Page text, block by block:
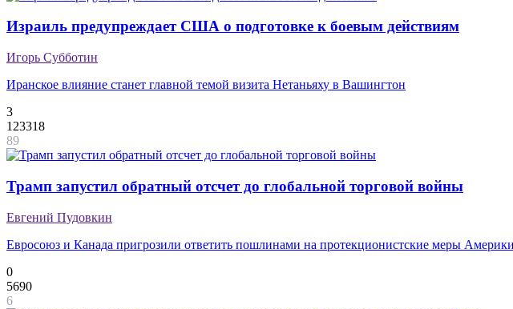
Израиль предупреждает США о подготовке к боевым действиям
Игорь Субботин
Иранское влияние станет главной темой визита Нетаньяху в Вашингтон
3
123318
89
Трамп запустил обратный отсчет до глобальной торговой войны
Евгений Пудовкин
Евросоюз и Канада пригрозили ответить пошлинами на протекционистские меры Америки
0
5690
6